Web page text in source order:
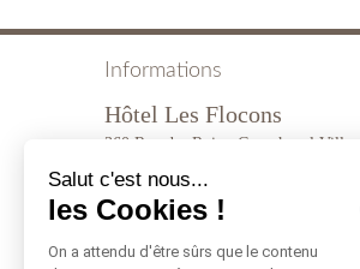
Informations
Hôtel Les Flocons
360 Rue des Rois - Courchevel Village
info@courchevel-hotel-flocons.com
Tél. : +33 4 79 08 02 70
Salut c'est nous...
les Cookies !
On a attendu d'être sûrs que le contenu